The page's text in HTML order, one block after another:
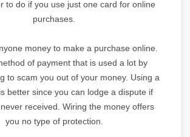
to do if you use just one card for online
purchases.
money to make a purchase online.
of payment that is used a lot by
to scam you out of your money. Using a
better since you can lodge a dispute if
received. Wiring the money offers
you no type of protection.